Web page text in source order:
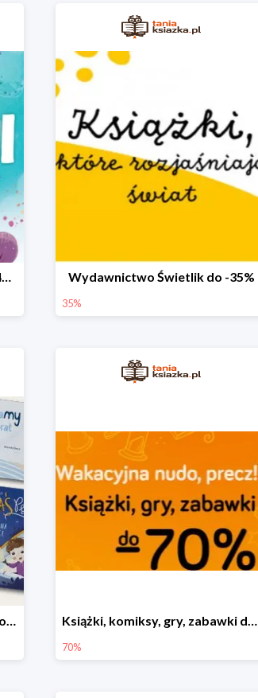
"Mądre bajki" A.Antosiewicz -40% Wydawnictwo Świetlik do -35%
35%
Wydawnictwo Zielona Sowa do -50% Książki, komiksy, gry, zabawki do -70%
70%